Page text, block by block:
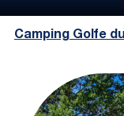
Camping Golfe